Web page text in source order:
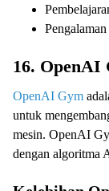
16. OpenAI
OpenAI Gym
untuk
mesin. OpenAI
dengan algoritma